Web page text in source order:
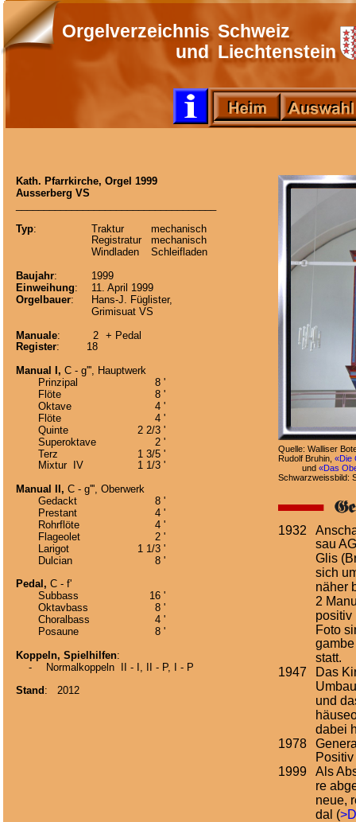
Kath. Pfarrkirche, Orgel 1999
Ausserberg VS
Typ: Traktur
mechanisch
Registratur
mechanisch
Windladen
Schleifladen
Baujahr:
1999
Einweihung:
11. April 1999
Orgelbauer:
Hans-J. Füglister,
Grimisuat VS
Manuale: 2
+ Pedal
Register:
18
Manual I, C - g''', Hauptwerk
Prinzipal
8 '
Flöte
8 '
Oktave
4 '
Flöte
4 '
Quinte
2 2/3 '
Superoktave
2 '
Terz
1 3/5 '
Mixtur  IV
1 1/3 '
Manual II, C - g''', Oberwerk
Gedackt
8 '
Prestant
4 '
Rohrflöte
4 '
Flageolet
2 '
Larigot
1 1/3 '
Dulcian
8 '
Pedal, C - f'
Subbass
16 '
Oktavbass
8 '
Choralbass
4 '
Posaune
8 '
Koppeln, Spielhilfen:
    -
Normalkoppeln
II - I, II - P, I - P
Stand :   2012
1932
sau
Glis
sich
näher
2
positiv
Foto
statt.
1947
Das
und
dabei
1978
1999
Als
re
neue,
dal (
Quelle: Walliser
Rudolf Bruhin, «Die
und «Das
Schwarzweissbild:
Orgelverzeichnis Schweiz
und Liechtenstein